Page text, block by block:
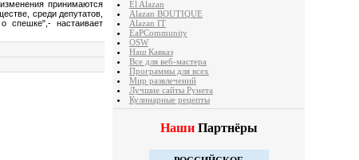
принимаются
среди депутатов,
спешке",- настаивает
El Alazan
Alazan BOUTIQUE
Alazan IT
EaPCommunity
OSW
Наш Кавказ
Все для веб-мастера
Программы для всех
Мир развлечений
Лучшие сайты Рунета
Кулинарные рецепты
НашиПартнёры